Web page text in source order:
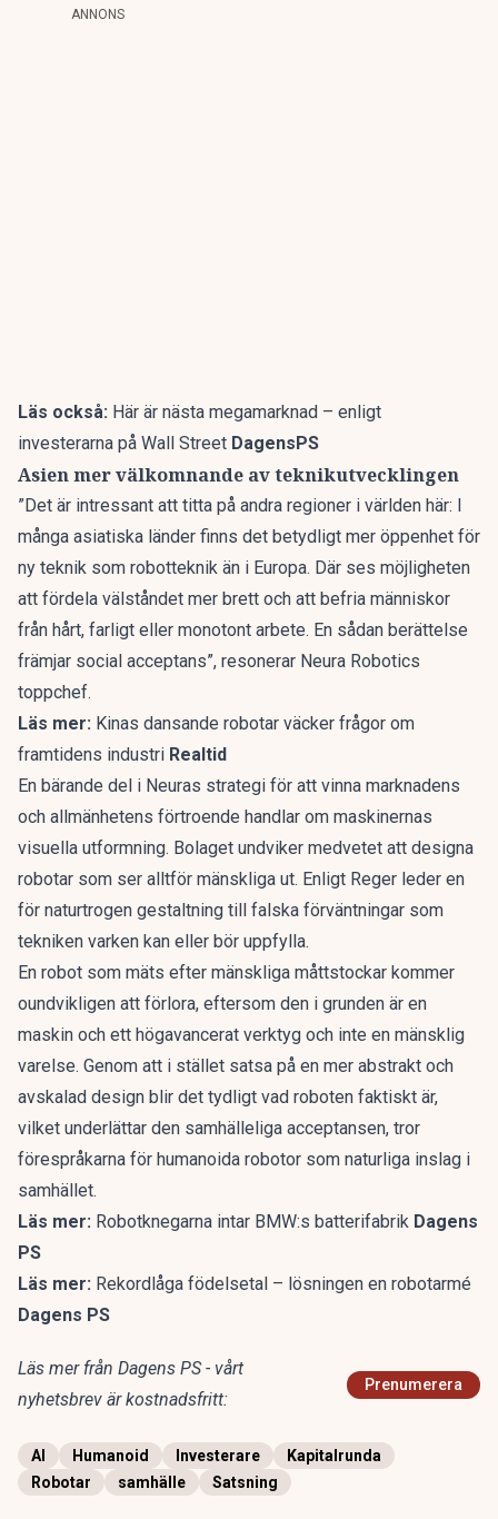
ANNONS
Läs också: Här är nästa megamarknad – enligt
investerarna på Wall Street DagensPS
Asien mer välkomnande av teknikutvecklingen
”Det är intressant att titta på andra regioner i världen här: I
många asiatiska länder finns det betydligt mer öppenhet för
ny teknik som robotteknik än i Europa. Där ses möjligheten
att fördela välståndet mer brett och att befria människor
från hårt, farligt eller monotont arbete. En sådan berättelse
främjar social acceptans”, resonerar Neura Robotics
toppchef.
Läs mer: Kinas dansande robotar väcker frågor om
framtidens industri Realtid
En bärande del i Neuras strategi för att vinna marknadens
och allmänhetens förtroende handlar om maskinernas
visuella utformning. Bolaget undviker medvetet att designa
robotar som ser alltför mänskliga ut. Enligt Reger leder en
för naturtrogen gestaltning till falska förväntningar som
tekniken varken kan eller bör uppfylla.
En robot som mäts efter mänskliga måttstockar kommer
oundvikligen att förlora, eftersom den i grunden är en
maskin och ett högavancerat verktyg och inte en mänsklig
varelse. Genom att i stället satsa på en mer abstrakt och
avskalad design blir det tydligt vad roboten faktiskt är,
vilket underlättar den samhälleliga acceptansen, tror
förespråkarna för humanoida robotor som naturliga inslag i
samhället.
Läs mer: Robotknegarna intar BMW:s batterifabrik Dagens
PS
Läs mer: Rekordlåga födelsetal – lösningen en robotarmé
Dagens PS
Läs mer från Dagens PS - vårt
nyhetsbrev är kostnadsfritt:
Prenumerera
AI Humanoid Investerare
Kapitalrunda
Robotar
samhälle Satsning